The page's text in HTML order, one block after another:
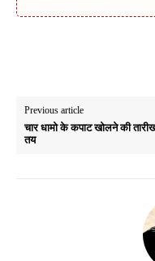
Previous article
चार धामो के कपाट खोलने की
तय